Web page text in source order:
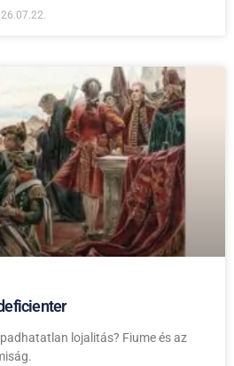
lojalitás? Fiume és az